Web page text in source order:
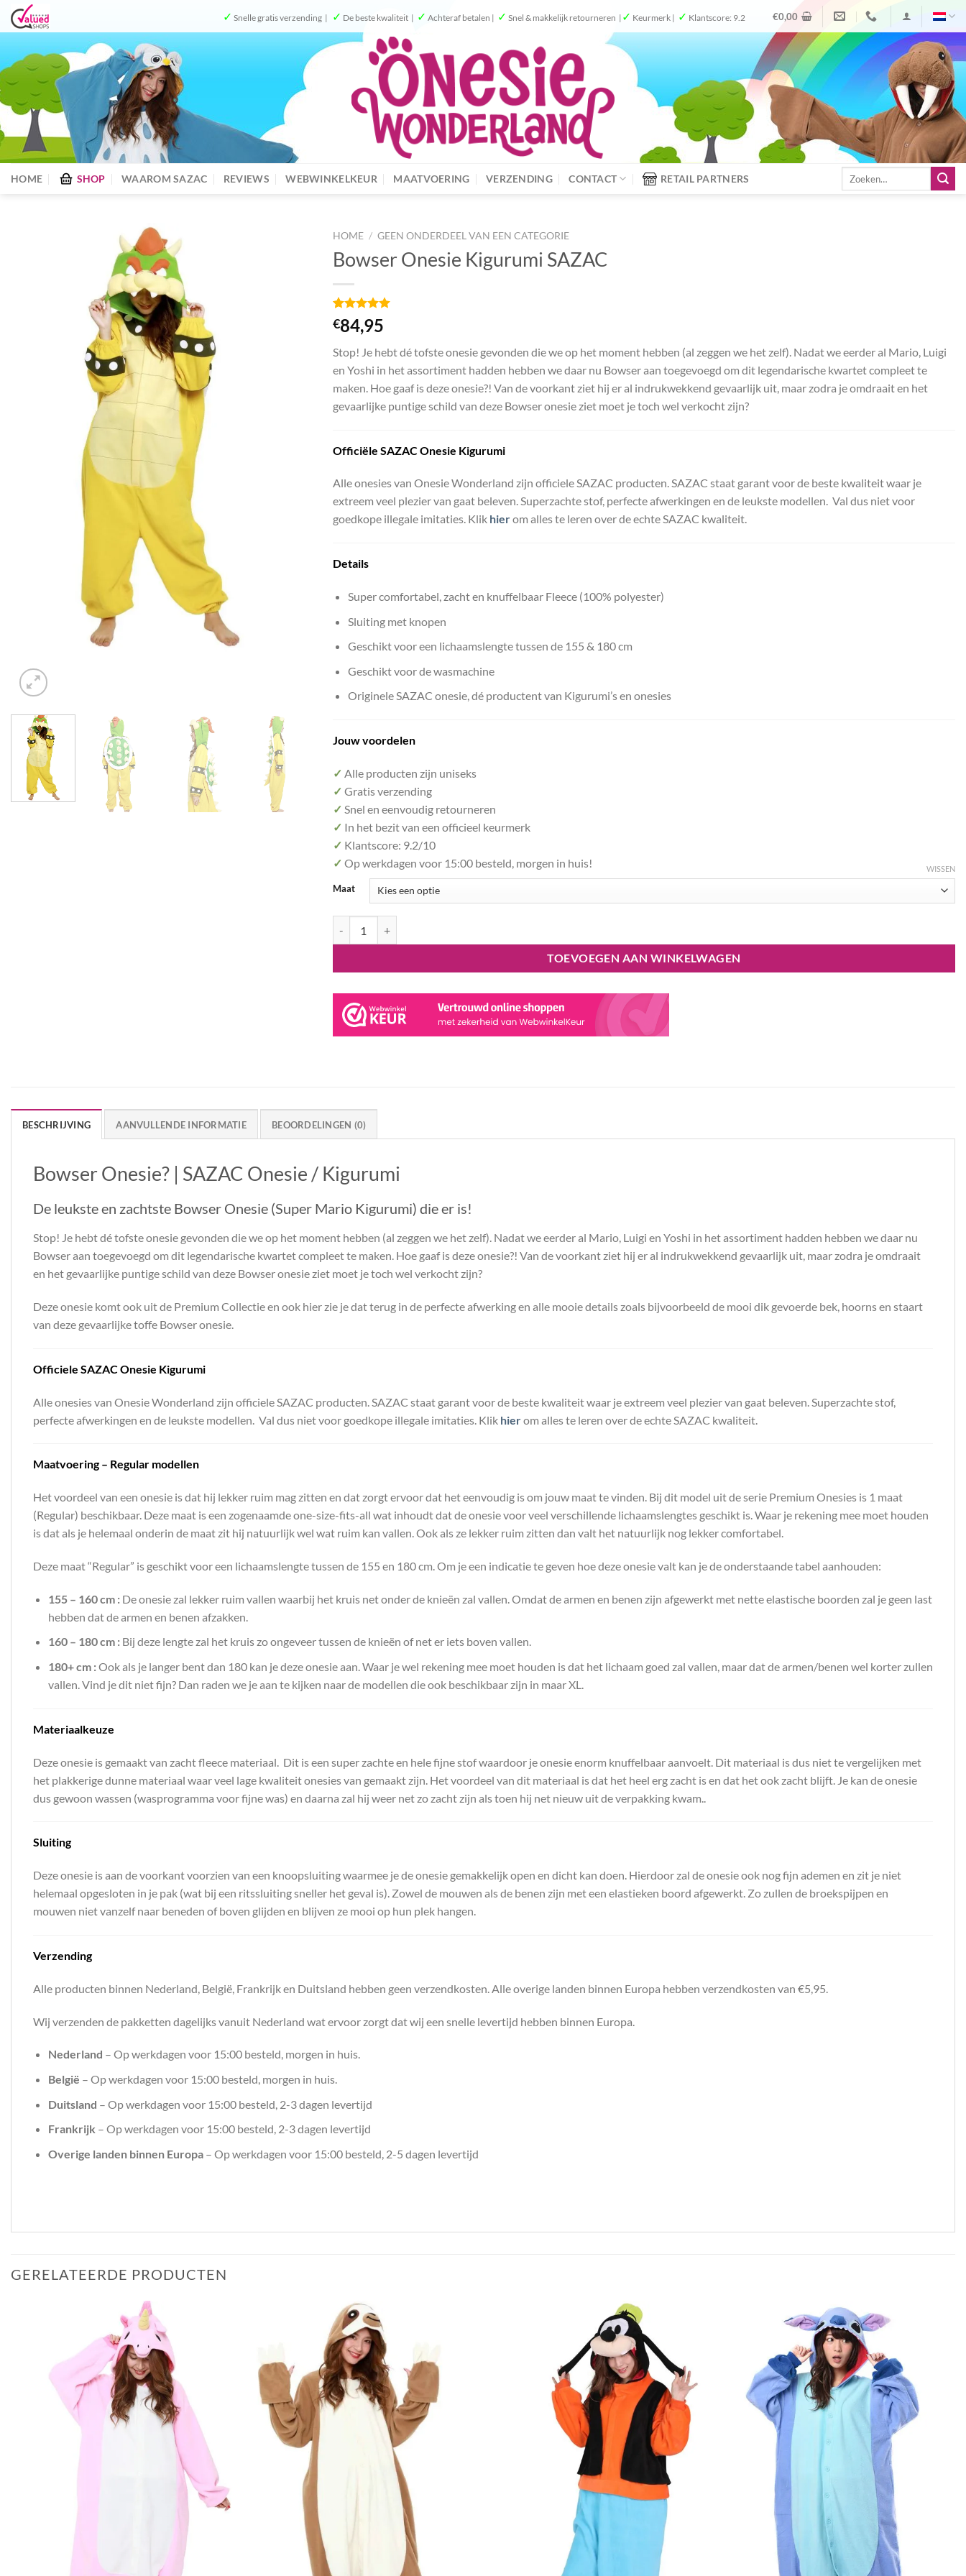
Ga
naar
✓ Snelle gratis verzending | ✓ De beste kwaliteit | ✓ Achteraf betalen | ✓ Snel & makkelijk retourneren | ✓ Keurmerk | ✓ Klantscore: 9.2 €0,00
HOME SHOP WAAROM SAZAC REVIEWS WEBWINKELKEUR MAATVOERING VERZENDING CONTACT RETAIL PARTNERS
HOME / GEEN ONDERDEEL VAN EEN CATEGORIE
Bowser Onesie Kigurumi SAZAC
Gewaardeerd
5op 5
op
1
klant
waardering
€84,95
Stop! Je hebt dé tofste onesie gevonden die we op het moment hebben (al zeggen we het zelf). Nadat we eerder al Mario, Luigi
en Yoshi in het assortiment hadden hebben we daar nu Bowser aan toegevoegd om dit legendarische kwartet compleet te
maken. Hoe gaaf is deze onesie?! Van de voorkant ziet hij er al indrukwekkend gevaarlijk uit, maar zodra je omdraait en het
gevaarlijke puntige schild van deze Bowser onesie ziet moet je toch wel verkocht zijn?
Officiële SAZAC Onesie Kigurumi
Alle onesies van Onesie Wonderland zijn officiele SAZAC producten. SAZAC staat garant voor de beste kwaliteit waar je
extreem veel plezier van gaat beleven. Superzachte stof, perfecte afwerkingen en de leukste modellen. Val dus niet voor
goedkope illegale imitaties. Klik hierom alles te leren over de echte SAZAC kwaliteit.
Details
Super comfortabel, zacht en knuffelbaar Fleece (100% polyester)
Sluiting met knopen
Geschikt voor een lichaamslengte tussen de 155 & 180 cm
Geschikt voor de wasmachine
Originele SAZAC onesie, dé productent van Kigurumi’s en onesies
Jouw voordelen
✓ Alle producten zijn uniseks
✓ Gratis verzending
✓ Snel en eenvoudig retourneren
✓ In het bezit van een officieel keurmerk
✓ Klantscore: 9.2/10
✓ Op werkdagen voor 15:00 besteld, morgen in huis!
Maat
WISSEN
TOEVOEGEN AAN WINKELWAGEN
BESCHRIJVING AANVULLENDE INFORMATIE BEOORDELINGEN (0)
Bowser Onesie? | SAZAC Onesie / Kigurumi
De leukste en zachtste Bowser Onesie (Super Mario Kigurumi) die er is!
Stop! Je hebt dé tofste onesie gevonden die we op het moment hebben (al zeggen we het zelf). Nadat we eerder al Mario, Luigi en Yoshi in het assortiment hadden hebben we daar nu
Bowser aan toegevoegd om dit legendarische kwartet compleet te maken. Hoe gaaf is deze onesie?! Van de voorkant ziet hij er al indrukwekkend gevaarlijk uit, maar zodra je omdraait
en het gevaarlijke puntige schild van deze Bowser onesie ziet moet je toch wel verkocht zijn?
Deze onesie komt ook uit de Premium Collectie en ook hier zie je dat terug in de perfecte afwerking en alle mooie details zoals bijvoorbeeld de mooi dik gevoerde bek, hoorns en staart
van deze gevaarlijke toffe Bowser onesie.
Officiele SAZAC Onesie Kigurumi
Alle onesies van Onesie Wonderland zijn officiele SAZAC producten. SAZAC staat garant voor de beste kwaliteit waar je extreem veel plezier van gaat beleven. Superzachte stof,
perfecte afwerkingen en de leukste modellen. Val dus niet voor goedkope illegale imitaties. Klik hierom alles te leren over de echte SAZAC kwaliteit.
Maatvoering – Regular modellen
Het voordeel van een onesie is dat hij lekker ruim mag zitten en dat zorgt ervoor dat het eenvoudig is om jouw maat te vinden. Bij dit model uit de serie Premium Onesies is 1 maat
(Regular) beschikbaar. Deze maat is een zogenaamde one-size-fits-all wat inhoudt dat de onesie voor veel verschillende lichaamslengtes geschikt is. Waar je rekening mee moet houden
is dat als je helemaal onderin de maat zit hij natuurlijk wel wat ruim kan vallen. Ook als ze lekker ruim zitten dan valt het natuurlijk nog lekker comfortabel.
Deze maat “Regular” is geschikt voor een lichaamslengte tussen de 155 en 180 cm. Om je een indicatie te geven hoe deze onesie valt kan je de onderstaande tabel aanhouden:
155 – 160 cm :De onesie zal lekker ruim vallen waarbij het kruis net onder de knieën zal vallen. Omdat de armen en benen zijn afgewerkt met nette elastische boorden zal je geen last
hebben dat de armen en benen afzakken.
160 – 180 cm :Bij deze lengte zal het kruis zo ongeveer tussen de knieën of net er iets boven vallen.
180+ cm :Ook als je langer bent dan 180 kan je deze onesie aan. Waar je wel rekening mee moet houden is dat het lichaam goed zal vallen, maar dat de armen/benen wel korter zullen
vallen. Vind je dit niet fijn? Dan raden we je aan te kijken naar de modellen die ook beschikbaar zijn in maar XL.
Materiaalkeuze
Deze onesie is gemaakt van zacht fleece materiaal. Dit is een super zachte en hele fijne stof waardoor je onesie enorm knuffelbaar aanvoelt. Dit materiaal is dus niet te vergelijken met
het plakkerige dunne materiaal waar veel lage kwaliteit onesies van gemaakt zijn. Het voordeel van dit materiaal is dat het heel erg zacht is en dat het ook zacht blijft. Je kan de onesie
dus gewoon wassen (wasprogramma voor fijne was) en daarna zal hij weer net zo zacht zijn als toen hij net nieuw uit de verpakking kwam..
Sluiting
Deze onesie is aan de voorkant voorzien van een knoopsluiting waarmee je de onesie gemakkelijk open en dicht kan doen. Hierdoor zal de onesie ook nog fijn ademen en zit je niet
helemaal opgesloten in je pak (wat bij een ritssluiting sneller het geval is). Zowel de mouwen als de benen zijn met een elastieken boord afgewerkt. Zo zullen de broekspijpen en
mouwen niet vanzelf naar beneden of boven glijden en blijven ze mooi op hun plek hangen.
Verzending
Alle producten binnen Nederland, België, Frankrijk en Duitsland hebben geen verzendkosten. Alle overige landen binnen Europa hebben verzendkosten van €5,95.
Wij verzenden de pakketten dagelijks vanuit Nederland wat ervoor zorgt dat wij een snelle levertijd hebben binnen Europa.
Nederland – Op werkdagen voor 15:00 besteld, morgen in huis.
België – Op werkdagen voor 15:00 besteld, morgen in huis.
Duitsland – Op werkdagen voor 15:00 besteld, 2-3 dagen levertijd
Frankrijk – Op werkdagen voor 15:00 besteld, 2-3 dagen levertijd
Overige landen binnen Europa– Op werkdagen voor 15:00 besteld, 2-5 dagen levertijd
GERELATEERDE PRODUCTEN